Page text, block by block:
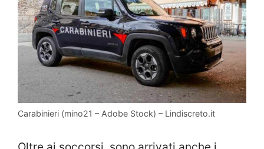
Carabinieri (mino21 – Adobe Stock) – Lindiscreto.it